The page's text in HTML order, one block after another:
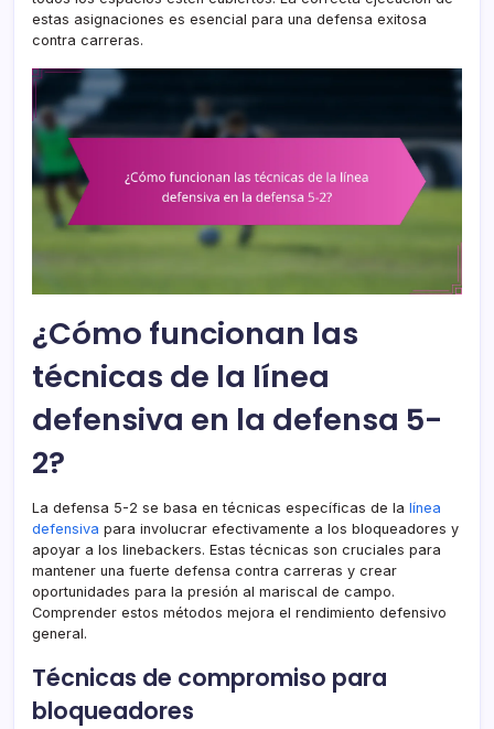
estas asignaciones es esencial para una defensa exitosa
contra carreras.
¿Cómo funcionan las
técnicas de la línea
defensiva en la defensa 5-
2?
La defensa 5-2 se basa en técnicas específicas de la línea
defensiva para involucrar efectivamente a los bloqueadores y
apoyar a los linebackers. Estas técnicas son cruciales para
mantener una fuerte defensa contra carreras y crear
oportunidades para la presión al mariscal de campo.
Comprender estos métodos mejora el rendimiento defensivo
general.
Técnicas de compromiso para
bloqueadores